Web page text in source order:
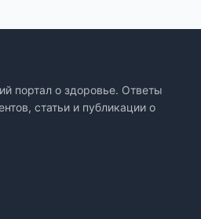
портал о здоровье. Ответы
статьи и публикации о